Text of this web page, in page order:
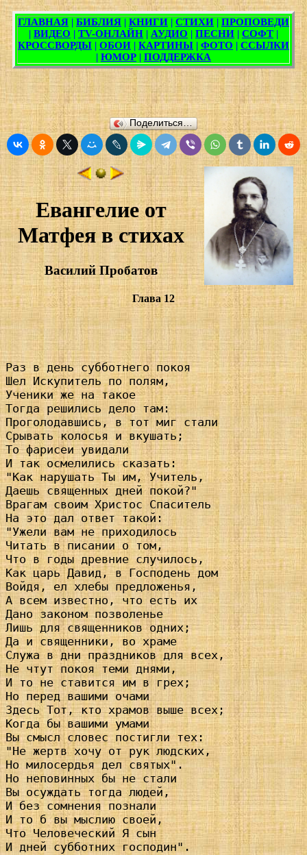
Поделиться…
Евангелие от
Матфея в стихах
Василий Пробатов
Глава 12
Раз в день субботнего покоя
Шел Искупитель по полям,
Ученики же на такое
Тогда решились дело там:
Проголодавшись, в тот миг стали
Срывать колосья и вкушать;
То фарисеи увидали
И так осмелились сказать:
"Как нарушать Ты им, Учитель,
Даешь священных дней покой?"
Врагам своим Христос Спаситель
На это дал ответ такой:
"Ужели вам не приходилось
Читать в писании о том,
Что в годы древние случилось,
Как царь Давид, в Господень дом
Войдя, ел хлебы предложенья,
А всем известно, что есть их
Дано законом позволенье
Лишь для священников одних;
Да и священники, во храме
Служа в дни праздников для всех,
Не чтут покоя теми днями,
И то не ставится им в грех;
Но перед вашими очами
Здесь Тот, кто храмов выше всех;
Когда бы вашими умами
Вы смысл словес постигли тех:
"Не жертв хочу от рук людских,
Но милосердья дел святых".
Но неповинных бы не стали
Вы осуждать тогда людей,
И без сомнения познали
И то б вы мыслию своей,
Что Человеческий Я сын
И дней субботних господин".